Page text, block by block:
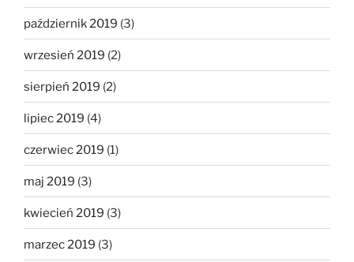
październik 2019 (3)
wrzesień 2019 (2)
sierpień 2019 (2)
lipiec 2019 (4)
czerwiec 2019 (1)
maj 2019 (3)
kwiecień 2019 (3)
marzec 2019 (3)